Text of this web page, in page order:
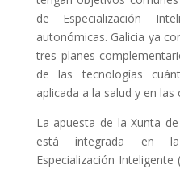
de Especialización
autonómicas. Galicia ya
tres planes
de las tecnologías
aplicada a la salud y en las
La apuesta de la Xunta
está integrada en
Especialización